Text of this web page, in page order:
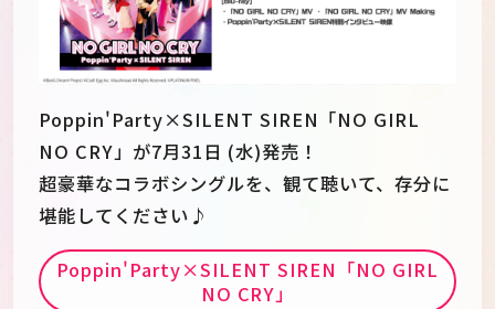
Poppin'Party×SILENT SIREN「NO GIRL
NO CRY」が7月31日 (水)発売！
超豪華なコラボシングルを、観て聴いて、存分に
堪能してください♪
Poppin'Party×SILENT SIREN「NO GIRL
NO CRY」